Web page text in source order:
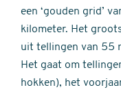
een ‘gouden grid’
kilometer. Het
uit tellingen van 55
Het gaat om
hokken), het